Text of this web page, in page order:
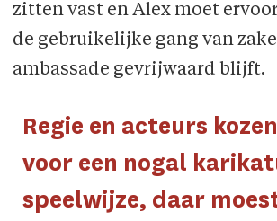
zitten vast en Alex moet
de gebruikelijke gang van
ambassade gevrijwaard blijft.
Regie en acteurs
voor een nogal
speelwijze, daar